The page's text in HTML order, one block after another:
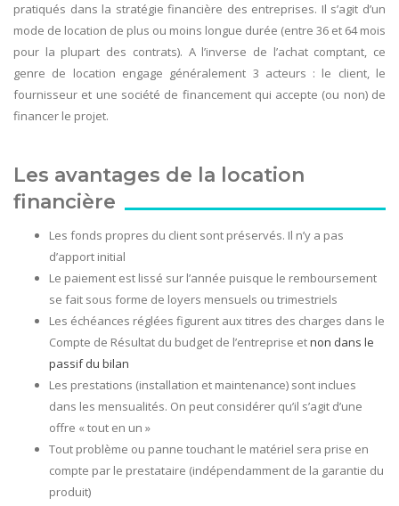
pratiqués dans la stratégie financière des entreprises. Il s’agit d’un
mode de location de plus ou moins longue durée (entre 36 et 64 mois
pour la plupart des contrats). A l’inverse de l’achat comptant, ce
genre de location engage généralement 3 acteurs : le client, le
fournisseur et une société de financement qui accepte (ou non) de
financer le projet.
Les avantages de la location
financière
Les fonds propres du client sont préservés. Il n’y a pas
d’apport initial
Le paiement est lissé sur l’année puisque le remboursement
se fait sous forme de loyers mensuels ou trimestriels
Les échéances réglées figurent aux titres des charges dans le
Compte de Résultat du budget de l’entreprise etnon dans le
passif du bilan
Les prestations (installation et maintenance) sont inclues
dans les mensualités. On peut considérer qu’il s’agit d’une
offre « tout en un »
Tout problème ou panne touchant le matériel sera prise en
compte par le prestataire (indépendamment de la garantie du
produit)